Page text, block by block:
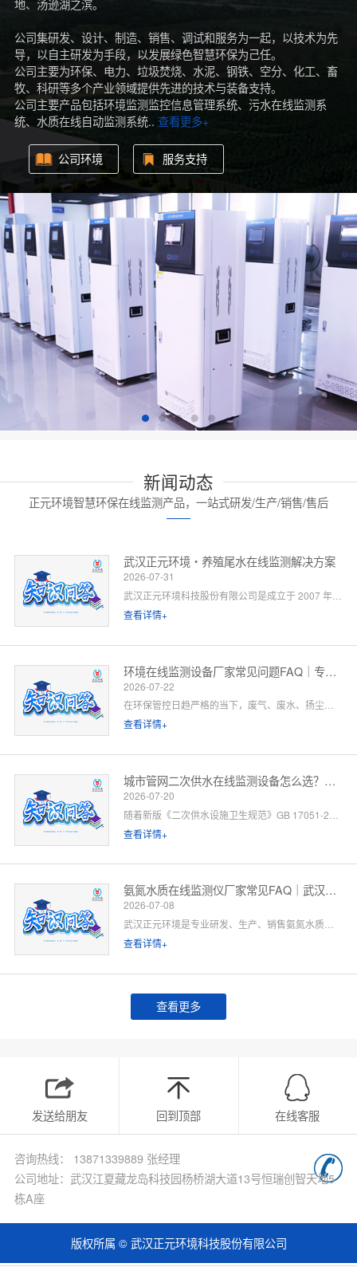
地、汤逊湖之滨。
公司集研发、设计、制造、销售、调试和服务为一起，以技术为先
导，以自主研发为手段，以发展绿色智慧环保为己任。
公司主要为环保、电力、垃圾焚烧、水泥、钢铁、空分、化工、畜
牧、科研等多个产业领域提供先进的技术与装备支持。
公司主要产品包括环境监测监控信息管理系统、污水在线监测系
统、水质在线自动监测系统.. 查看更多+
公司环境 服务支持
新闻动态
正元环境智慧环保在线监测产品，一站式研发/生产/销售/售后
武汉正元环境・养殖尾水在线监测解决方案
2026-07-31
查看详情+
环境在线监测设备厂家常见问题FAQ｜专业厂家答疑解惑
2026-07-22
在环保管控日趋严格的当下，废气、废水、扬尘、噪声等环境在线监测设备已成为工矿企业、园区、市政工程必备的合规配套设施。很多客户在选型、合作、安装运维过程中，常会遇到厂家资质、设备精度、数据联网、售后保障等各类问题。 作为专业环境在线监测设备源头厂家，我们深耕环境监测领域多年，拥有自主研发、生产、销售、运维全链条服务能力。下面针对行业高频咨询问题，整理系统化FAQ答疑，一站式解决您的合作与选型顾虑。 一、厂家实力与资质相关问题
查看详情+
城市管网二次供水在线监测设备怎么选？水务单位高频 FAQ
2026-07-20
查看详情+
氨氮水质在线监测仪厂家常见FAQ｜武汉正元环境专业解答
2026-07-08
查看详情+
查看更多
发送给朋友 回到顶部 在线客服
咨询热线： 13871339889 张经理
公司地址：武汉江夏藏龙岛科技园杨桥湖大道13号恒瑞创智天地5
栋A座
版权所属 © 武汉正元环境科技股份有限公司